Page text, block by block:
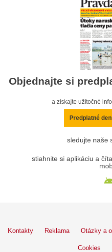
Objednajte si
a získajte užitočné
Predplatné
sledujte naše
stiahnite si aplikáciu a
Kontakty Reklama Otázky a
Cookies